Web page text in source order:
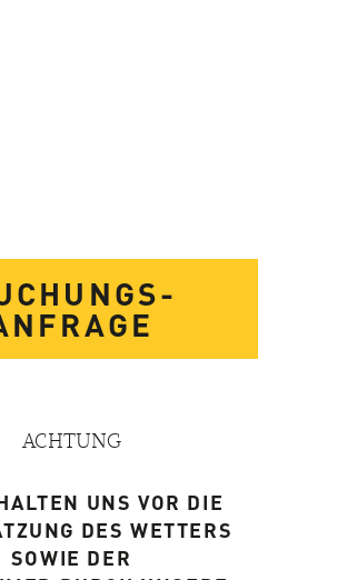
ACHTUNG
UNS VOR DIE
DES WETTERS
SOWIE DER